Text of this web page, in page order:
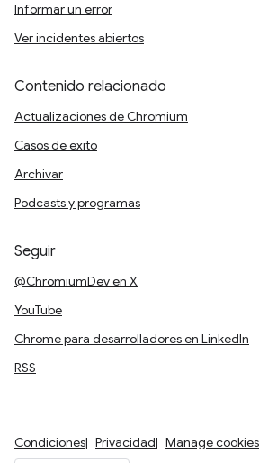
Informar un error
Ver incidentes abiertos
Contenido relacionado
Actualizaciones de Chromium
Casos de éxito
Archivar
Podcasts y programas
Seguir
@ChromiumDev en X
YouTube
Chrome para desarrolladores en LinkedIn
RSS
Condiciones Privacidad Manage cookies